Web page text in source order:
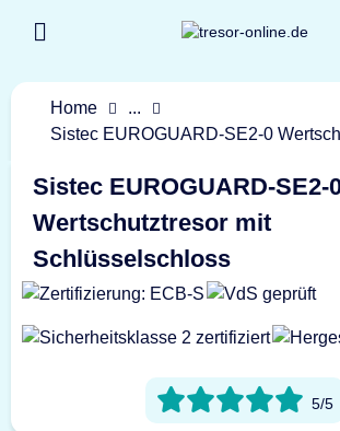
Home
...
Sistec EUROGUARD-SE2-0
Sistec EUROGUARD-SE2-
Wertschutztresor mit
Schlüsselschloss
5/5